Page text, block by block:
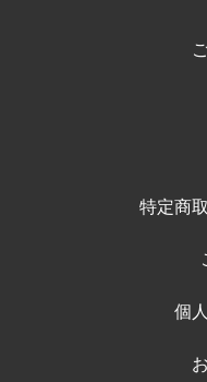
特定商
個